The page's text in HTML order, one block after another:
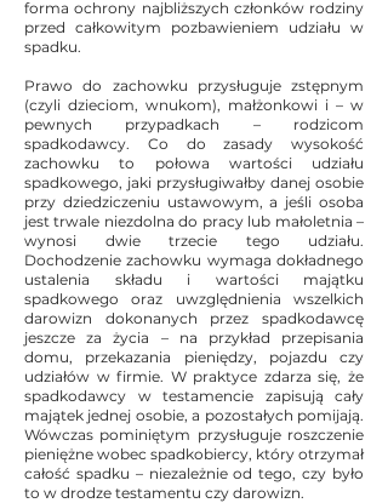
forma ochrony najbliższych członków rodziny
przed całkowitym pozbawieniem udziału w
spadku.
Prawo do zachowku przysługuje zstępnym
(czyli dzieciom, wnukom), małżonkowi i – w
pewnych przypadkach – rodzicom
spadkodawcy. Co do zasady wysokość
zachowku to połowa wartości udziału
spadkowego, jaki przysługiwałby danej osobie
przy dziedziczeniu ustawowym, a jeśli osoba
jest trwale niezdolna do pracy lub małoletnia –
wynosi dwie trzecie tego udziału.
Dochodzenie zachowku wymaga dokładnego
ustalenia składu i wartości majątku
spadkowego oraz uwzględnienia wszelkich
darowizn dokonanych przez spadkodawcę
jeszcze za życia – na przykład przepisania
domu, przekazania pieniędzy, pojazdu czy
udziałów w firmie. W praktyce zdarza się, że
spadkodawcy w testamencie zapisują cały
majątek jednej osobie, a pozostałych pomijają.
Wówczas pominiętym przysługuje roszczenie
pieniężne wobec spadkobiercy, który otrzymał
całość spadku – niezależnie od tego, czy było
to w drodze testamentu czy darowizn.